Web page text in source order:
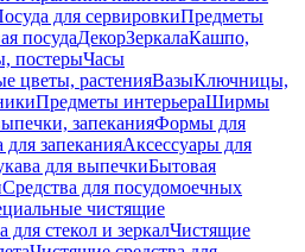
для сервировкиПредметы
посудаДекорЗеркалаКашпо,
постерыЧасы
цветы, растенияВазыКлючницы,
Предметы интерьераШирмы
запеканияФормы для
для запеканияАксессуары для
для выпечкиБытовая
Средства для посудомоечных
чистящие
для стекол и зеркалЧистящие